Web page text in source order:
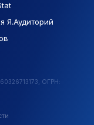
Я.Аудиторий
ОГРН: